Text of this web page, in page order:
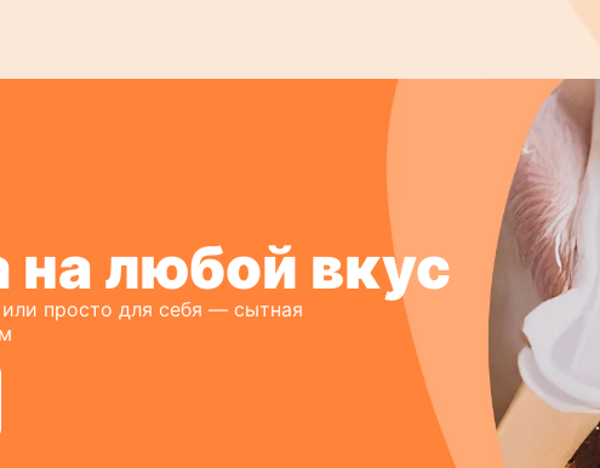
на любой вкус
просто для себя — сытная